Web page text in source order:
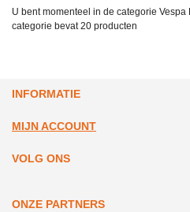
U bent momenteel in de categorie
categorie bevat20 producten
INFORMATIE
MIJN ACCOUNT
VOLG ONS
ONZE PARTNERS